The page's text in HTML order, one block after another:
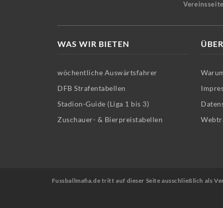
WAS WIR BIETEN
wöchentliche Auswärtsfahrer
DFB Strafentabellen
Stadion-Guide (Liga 1 bis 3)
Zuschauer- & Bierpreistabellen
Fussballmafia.de tritt auf dieser Seite ausschließlich als